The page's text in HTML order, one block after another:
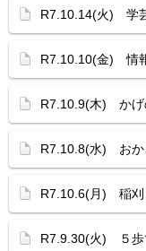
R7.10.14(火) 学
R7.10.10(金) 情
R7.10.9(木) かげ
R7.10.8(水) おか
R7.10.6(月) 稲刈
R7.9.30(火) ５歩